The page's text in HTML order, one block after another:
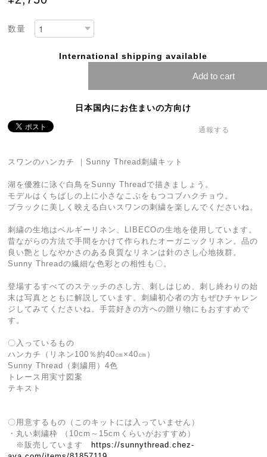
数量
International shipping available
Add to cart
日本国内にお住まいの方向け
通報する
スワンのハンカチ ｜Sunny Thread刺繍キット
湖を優雅に泳ぐ白鳥をSunny Threadで描きましょう。
モデルはくちばしの上に小さなこぶをもつコブハクチョウ。
ブラックに美しく映える白いスワンの刺繍を楽しんでくださいね。
刺繍の生地はベルギーリネン、LIBECOの生地を使用しています。
昔ながらの方法で手間をかけて作られたオーガニックリネン。品の
良い艶としなやかさのある良質なリネンは針のさし心地抜群。
Sunny Threadの繊細な色彩との相性も〇。
登場するすべてのステッチのさし方、刺しはじめ、刺し終わりの始
末は写真とともに解説しています。刺繍初心者の方もぜひチャレン
ジしてみてくださいね。手芸好きの方への贈り物にもおすすめで
す。
〇入っているもの
ハンカチ（リネン100％約40㎝×40㎝）
Sunny Thread（刺繍用）4色
トレース用実寸図案
テキスト
〇用意するもの（このキットには入っていません）
・丸い刺繍枠 （10cm～15cmくらいがおすすめ）
※販売しています
https://sunnythread.chez-